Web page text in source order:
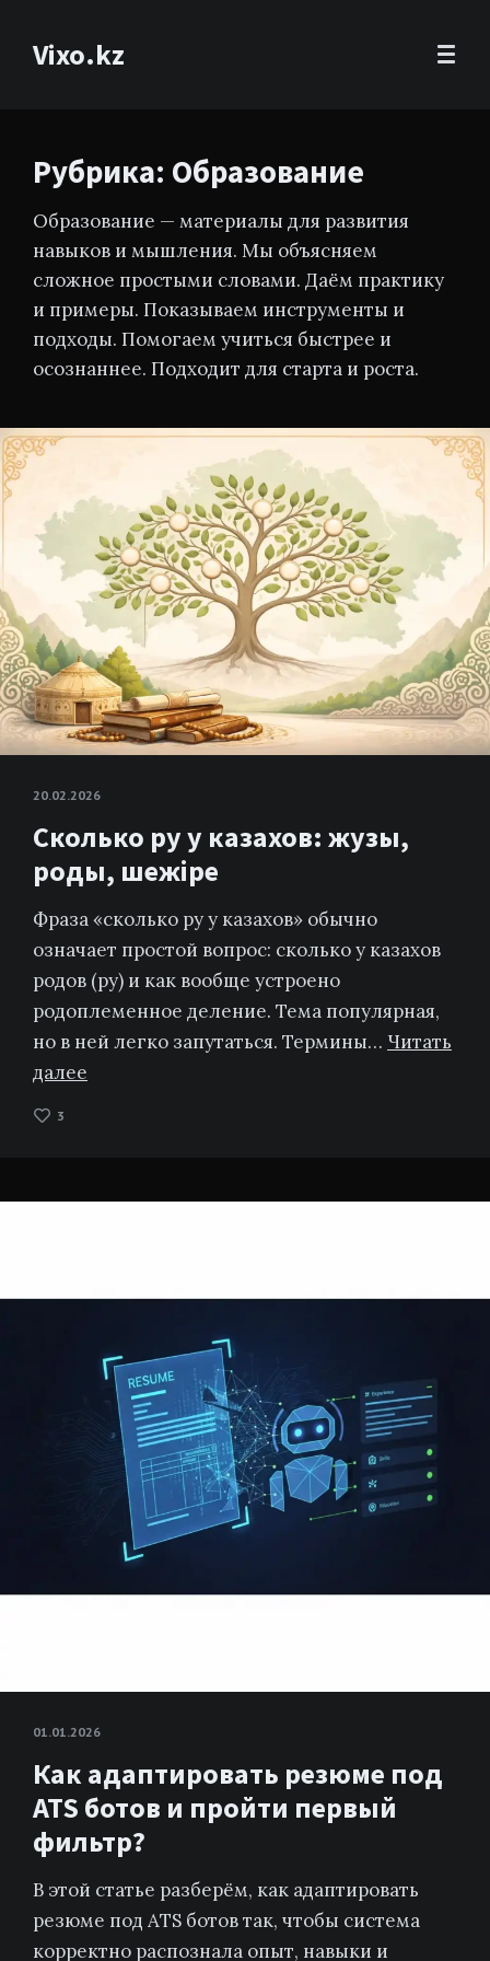
Vixo.kz
Рубрика: Образование
Образование — материалы для развития
навыков и мышления. Мы объясняем
сложное простыми словами. Даём практику
и примеры. Показываем инструменты и
подходы. Помогаем учиться быстрее и
осознаннее. Подходит для старта и роста.
20.02.2026
Сколько ру у казахов: жузы,
роды, шежіре
Фраза «сколько ру у казахов» обычно
означает простой вопрос: сколько у казахов
родов (ру) и как вообще устроено
родоплеменное деление. Тема популярная,
но в ней легко запутаться. Термины… Читать
далее
3
01.01.2026
Как адаптировать резюме под
ATS ботов и пройти первый
фильтр?
В этой статье разберём, как адаптировать
резюме под ATS ботов так, чтобы система
корректно распознала опыт, навыки и